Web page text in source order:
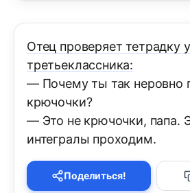
Отец проверяет тетрадку
третьеклассника:
— Почему ты так неровно
крючочки?
— Это не крючочки, папа.
интегралы проходим.
Поделиться!